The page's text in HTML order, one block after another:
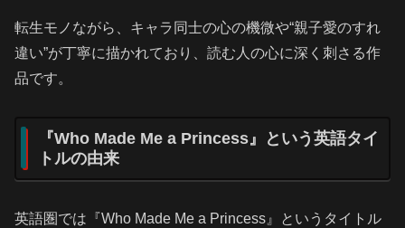
転生モノながら、キャラ同士の心の機微や“親子愛のすれ
違い”が丁寧に描かれており、読む人の心に深く刺さる作
品です。
『Who Made Me a Princess』という英語タイ
トルの由来
英語圏では『Who Made Me a Princess』というタイトル